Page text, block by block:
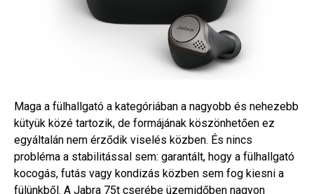
Maga a fülhallgató a kategóriában a nagyobb és nehezebb
kütyük közé tartozik, de formájának köszönhetően ez
egyáltalán nem érződik viselés közben. És nincs
probléma a stabilitással sem: garantált, hogy a fülhallgató
kocogás, futás vagy kondizás közben sem fog kiesni a
fülünkből. A Jabra 75t cserébe üzemidőben nagyon